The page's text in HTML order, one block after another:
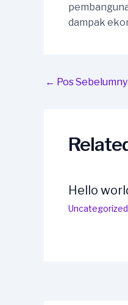
dampak
Post
← Pos
Hello
Uncategorized